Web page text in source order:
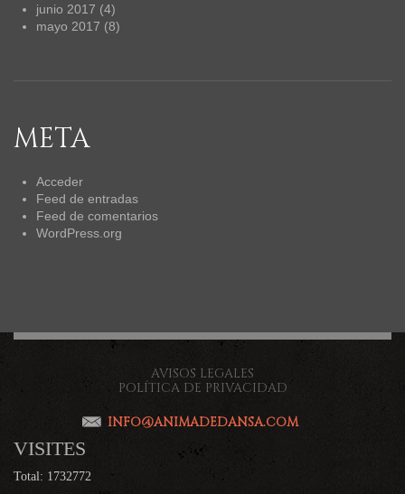
junio 2017 (4)
mayo 2017 (8)
META
Acceder
Feed de entradas
Feed de comentarios
WordPress.org
AVISOS LEGALES
POLÍTICA DE PRIVACIDAD
INFO@ANIMADEDANSA.COM
VISITES
Total: 1732772